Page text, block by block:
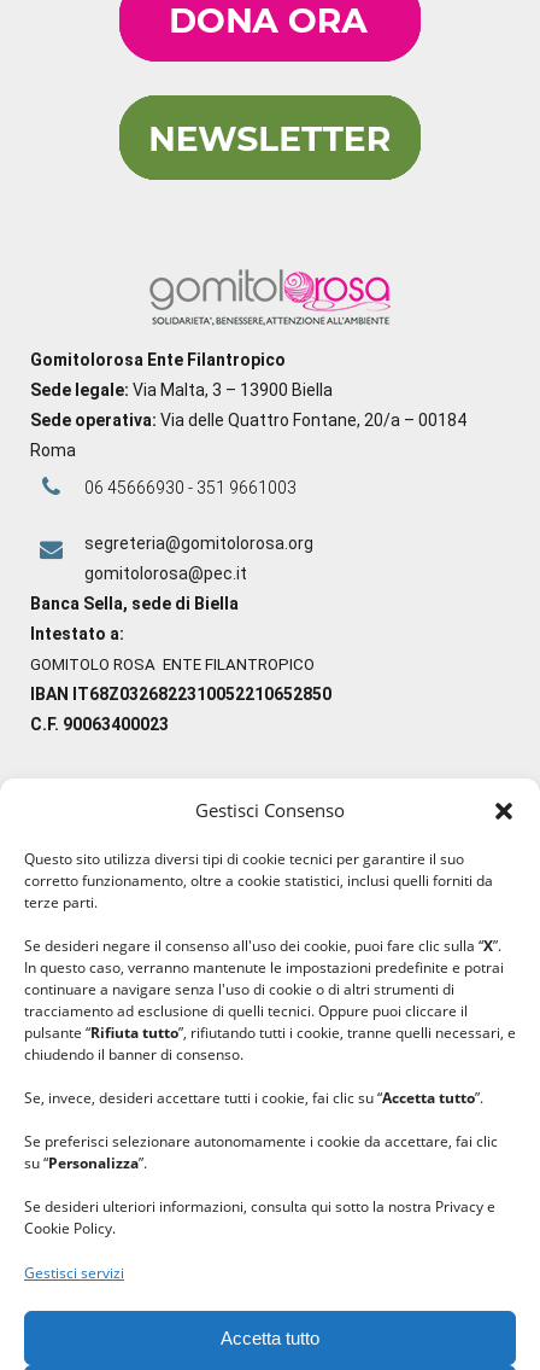
Gestisci Consenso
Questo sito utilizza diversi tipi di cookie tecnici per garantire il suo
corretto funzionamento, oltre a cookie statistici, inclusi quelli forniti da
terze parti.
Se desideri negare il consenso all'uso dei cookie, puoi fare clic sulla “X”.
In questo caso, verranno mantenute le impostazioni predefinite e potrai
continuare a navigare senza l'uso di cookie o di altri strumenti di
tracciamento ad esclusione di quelli tecnici. Oppure puoi cliccare il
pulsante “Rifiuta tutto”, rifiutando tutti i cookie, tranne quelli necessari, e
chiudendo il banner di consenso.
Se, invece, desideri accettare tutti i cookie, fai clic su “Accetta tutto”.
Se preferisci selezionare autonomamente i cookie da accettare, fai clic
su “Personalizza”.
Se desideri ulteriori informazioni, consulta qui sotto la nostra Privacy e
Cookie Policy.
Gestisci servizi
Accetta tutto
Gomitolorosa Ente Filantropico
Sede legale: Via Malta, 3 – 13900 Biella
Sede operativa: Via delle Quattro Fontane, 20/a – 00184
Roma
06 45666930 - 351 9661003
segreteria@gomitolorosa.org
gomitolorosa@pec.it
Banca Sella, sede di Biella
Intestato a:
GOMITOLO ROSA ENTE FILANTROPICO
IBAN IT68Z0326822310052210652850
C.F. 90063400023
#lanaterapia
#ilcaloredellempatia